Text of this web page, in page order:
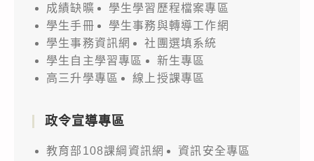
成績缺曠
學生學習歷程檔案專區
學生手冊
學生事務與轉導工作網
學生事務資訊網
社團選填系統
學生自主學習專區
新生專區
高三升學專區
線上授課專區
政令宣導專區
教育部108課綱資訊網
資訊安全專區